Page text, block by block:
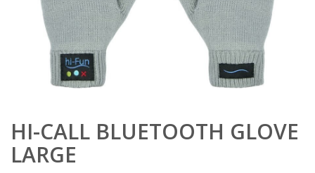
HI-CALL BLUETOOTH GLOVE
LARGE